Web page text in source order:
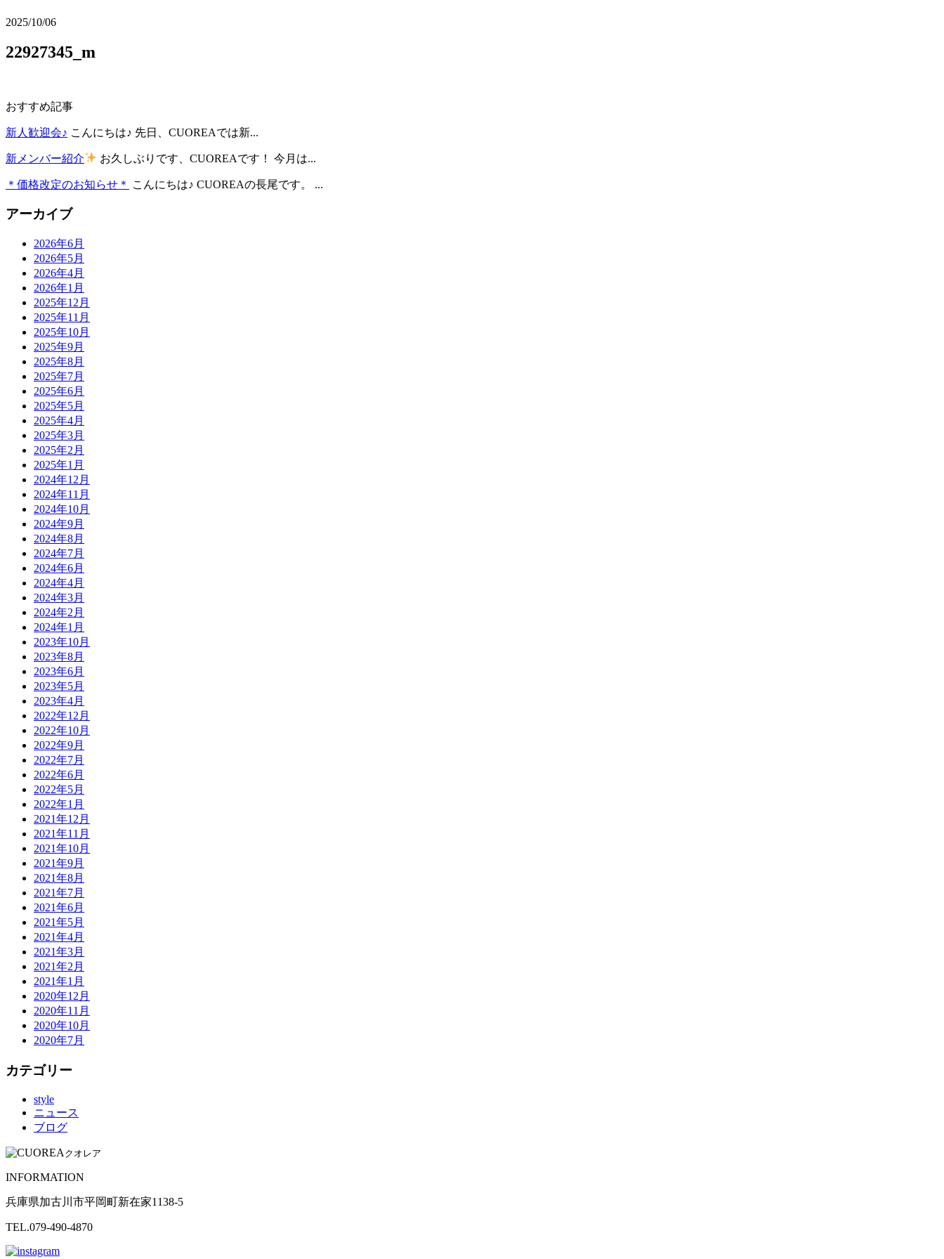
2025/10/06
22927345_m
おすすめ記事
新人歓迎会♪ こんにちは♪ 先日、CUOREAでは新...
新メンバー紹介 お久しぶりです、CUOREAです！ 今月は...
＊価格改定のお知らせ＊ こんにちは♪ CUOREAの長尾です。 ...
アーカイブ
2026年6月
2026年5月
2026年4月
2026年1月
2025年12月
2025年11月
2025年10月
2025年9月
2025年8月
2025年7月
2025年6月
2025年5月
2025年4月
2025年3月
2025年2月
2025年1月
2024年12月
2024年11月
2024年10月
2024年9月
2024年8月
2024年7月
2024年6月
2024年4月
2024年3月
2024年2月
2024年1月
2023年10月
2023年8月
2023年6月
2023年5月
2023年4月
2022年12月
2022年10月
2022年9月
2022年7月
2022年6月
2022年5月
2022年1月
2021年12月
2021年11月
2021年10月
2021年9月
2021年8月
2021年7月
2021年6月
2021年5月
2021年4月
2021年3月
2021年2月
2021年1月
2020年12月
2020年11月
2020年10月
2020年7月
カテゴリー
style
ニュース
ブログ
クオレア
INFORMATION
兵庫県加古川市平岡町新在家1138-5
TEL.079-490-4870